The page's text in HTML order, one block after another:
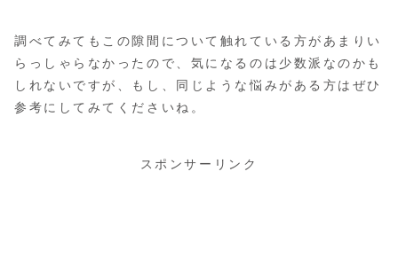
調べてみてもこの隙間について触れている方があまりい
らっしゃらなかったので、気になるのは少数派なのかも
しれないですが、もし、同じような悩みがある方はぜひ
参考にしてみてくださいね。
スポンサーリンク